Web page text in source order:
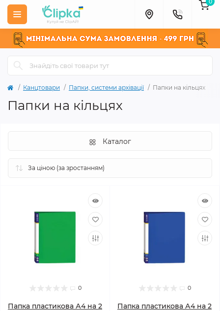
Канцтовари Папки, системи архівації Папки на кільцях
Папки на кільцях
Каталог
0
Папка пластикова А4 на 2
0
Папка пластикова А4 на 2